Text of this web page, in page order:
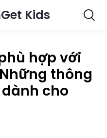
Kids
hợp với
thông
cho